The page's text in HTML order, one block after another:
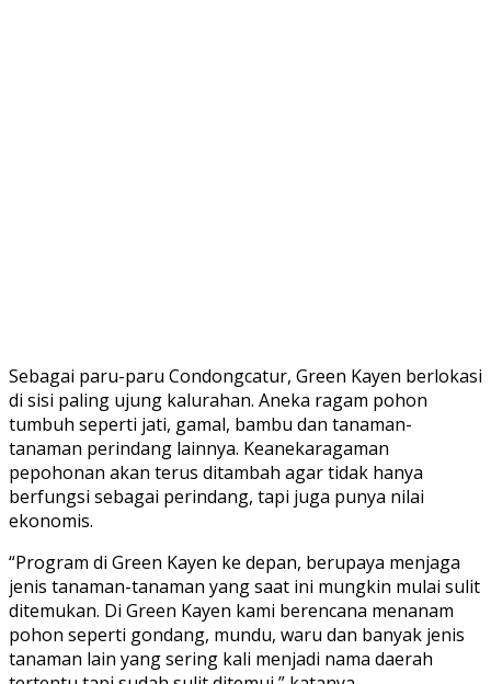
Sebagai paru-paru Condongcatur, Green Kayen berlokasi
di sisi paling ujung kalurahan. Aneka ragam pohon
tumbuh seperti jati, gamal, bambu dan tanaman-
tanaman perindang lainnya. Keanekaragaman
pepohonan akan terus ditambah agar tidak hanya
berfungsi sebagai perindang, tapi juga punya nilai
ekonomis.
“Program di Green Kayen ke depan, berupaya menjaga
jenis tanaman-tanaman yang saat ini mungkin mulai sulit
ditemukan. Di Green Kayen kami berencana menanam
pohon seperti gondang, mundu, waru dan banyak jenis
tanaman lain yang sering kali menjadi nama daerah